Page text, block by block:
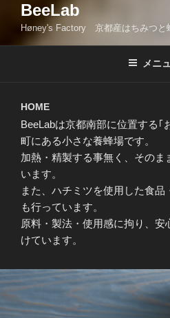
BeeLab
Høney's Factory 京都産はちみつと
メニ
HOME
BeeLabは京都南部に位置する｢
町にある小さな養蜂場です。
加熱・精製する事無く、そのま
います。
また、ハチミツを使用した食
も行っています。
原料・製法・使用感に拘り、
けています。